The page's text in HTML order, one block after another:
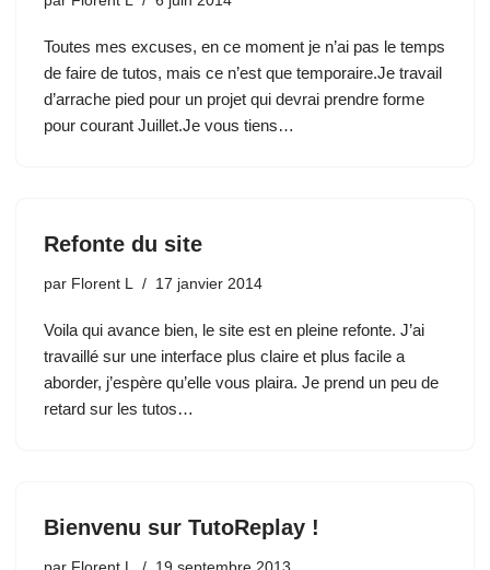
Toutes mes excuses, en ce moment je n’ai pas le temps
de faire de tutos, mais ce n’est que temporaire.Je travail
d’arrache pied pour un projet qui devrai prendre forme
pour courant Juillet.Je vous tiens…
Refonte du site
par Florent L 17 janvier 2014
Voila qui avance bien, le site est en pleine refonte. J’ai
travaillé sur une interface plus claire et plus facile a
aborder, j’espère qu’elle vous plaira. Je prend un peu de
retard sur les tutos…
Bienvenu sur TutoReplay !